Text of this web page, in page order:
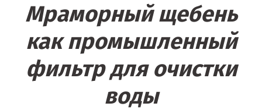
Мраморный щебень
как промышленный
фильтр для очистки
воды